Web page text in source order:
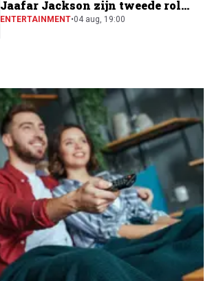
Jaafar Jackson zijn tweede rol
naast Will Smith
ENTERTAINMENT•04 aug, 19:00